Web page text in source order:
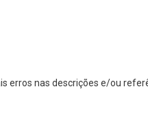
erros nas descrições e/ou